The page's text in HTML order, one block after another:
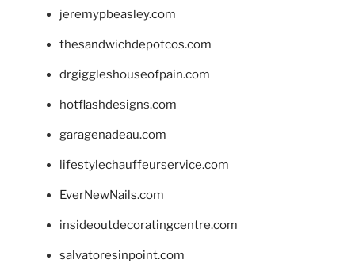
jeremypbeasley.com
thesandwichdepotcos.com
drgiggleshouseofpain.com
hotflashdesigns.com
garagenadeau.com
lifestylechauffeurservice.com
EverNewNails.com
insideoutdecoratingcentre.com
salvatoresinpoint.com